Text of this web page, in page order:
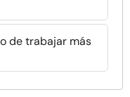
de trabajar más